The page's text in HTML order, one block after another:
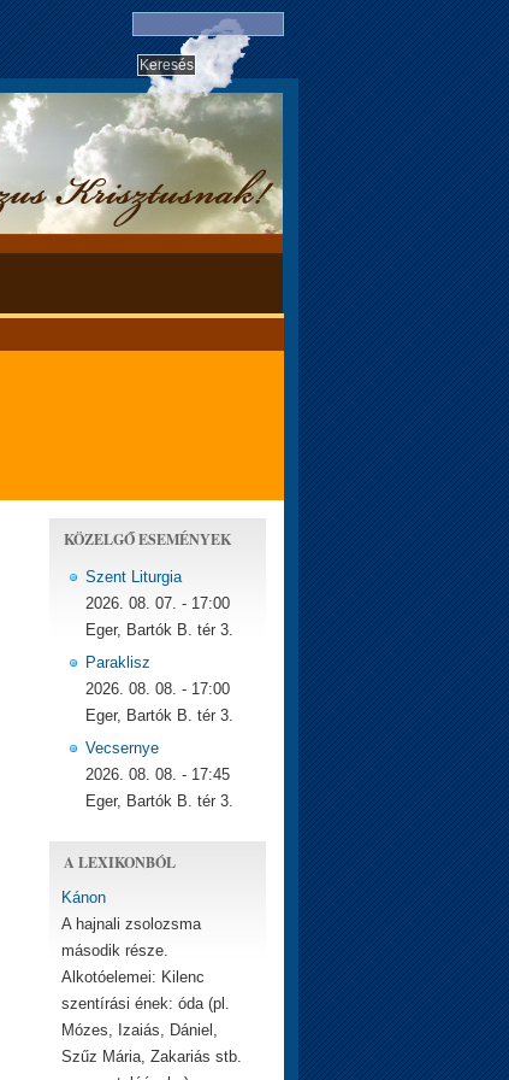
KÖZELGŐ ESEMÉNYEK
Szent Liturgia
2026. 08. 07. - 17:00
Eger, Bartók B. tér 3.
Paraklisz
2026. 08. 08. - 17:00
Eger, Bartók B. tér 3.
Vecsernye
2026. 08. 08. - 17:45
Eger, Bartók B. tér 3.
A LEXIKONBÓL
Kánon
A hajnali zsolozsma
második része.
Alkotóelemei: Kilenc
szentírási ének: óda (pl.
Mózes, Izaiás, Dániel,
Szűz Mária, Zakariás stb.